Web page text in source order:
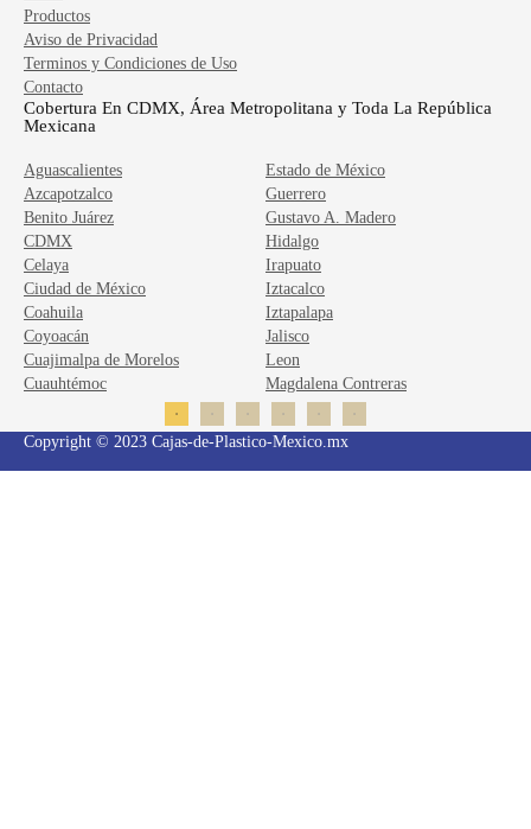
Productos
Aviso de Privacidad
Terminos y Condiciones de Uso
Contacto
Cobertura En CDMX, Área Metropolitana y Toda La República
Mexicana
Aguascalientes
Azcapotzalco
Benito Juárez
CDMX
Celaya
Ciudad de México
Coahuila
Coyoacán
Cuajimalpa de Morelos
Cuauhtémoc
Estado de México
Guerrero
Gustavo A. Madero
Hidalgo
Irapuato
Iztacalco
Iztapalapa
Jalisco
Leon
Magdalena Contreras
Copyright © 2023 Cajas-de-Plastico-Mexico.mx